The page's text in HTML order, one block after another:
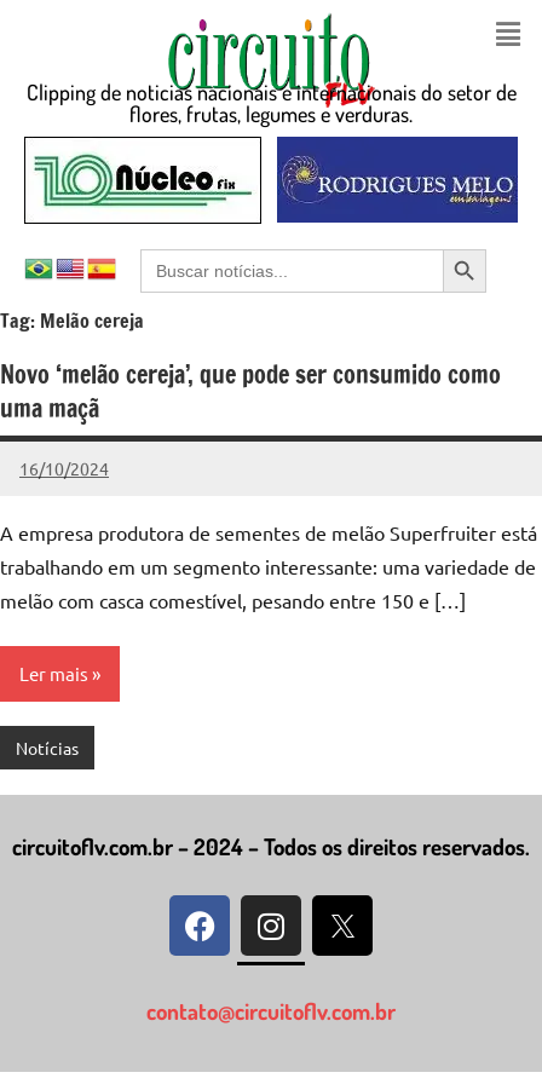
Clipping de noticias nacionais e internacionais do setor de
flores, frutas, legumes e verduras.
Search
for:
Search Button
Tag: Melão cereja
Novo ‘melão cereja’, que pode ser consumido como
uma maçã
16/10/2024
admin
Nenhum
A empresa produtora de sementes de melão Superfruiter está
trabalhando em um segmento interessante: uma variedade de
melão com casca comestível, pesando entre 150 e […]
Ler mais
Notícias
circuitoflv.com.br – 2024 – Todos os direitos reservados.
contato@circuitoflv.com.br